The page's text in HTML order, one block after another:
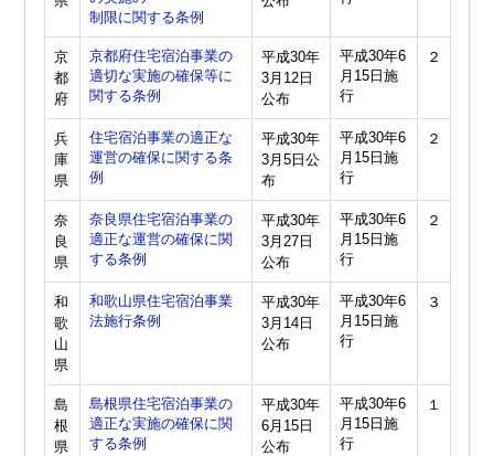
制限に関する条例
京
都
府
京都府住宅宿泊事業の
適切な実施の確保等に
関する条例
平成30年
3月12日
公布
平成30年6
月15日施
行
２
兵
庫
県
住宅宿泊事業の適正な
運営の確保に関する条
例
平成30年
3月5日公
布
平成30年6
月15日施
行
２
奈
良
県
奈良県住宅宿泊事業の
適正な運営の確保に関
する条例
平成30年
3月27日
公布
平成30年6
月15日施
行
２
和
歌
山
県
和歌山県住宅宿泊事業
法施行条例
平成30年
3月14日
公布
平成30年6
月15日施
行
３
島
根
県
島根県住宅宿泊事業の
適正な実施の確保に関
する条例
平成30年
6月15日
公布
平成30年6
月15日施
行
１